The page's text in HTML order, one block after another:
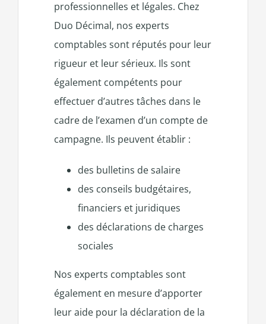
professionnelles et légales. Chez
Duo Décimal, nos experts
comptables sont réputés pour leur
rigueur et leur sérieux. Ils sont
également compétents pour
effectuer d’autres tâches dans le
cadre de l’examen d’un compte de
campagne. Ils peuvent établir :
des bulletins de salaire
des conseils budgétaires,
financiers et juridiques
des déclarations de charges
sociales
Nos experts comptables sont
également en mesure d’apporter
leur aide pour la déclaration de la